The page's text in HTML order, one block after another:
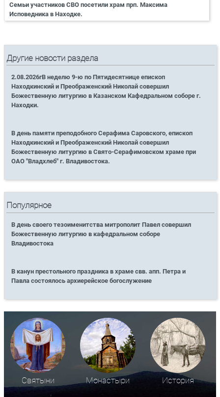
Семьи участников СВО посетили храм прп. Максима
Исповедника в Находке.
Другие новости раздела
2.08.2026гВ неделю 9-ю по Пятидесятнице епископ
Находкинский и Преображенский Николай совершил
Божественную литургию в Казанском Кафедральном соборе г.
Находки.
В день памяти преподобного Серафима Саровского, епископ
Находкинский и Преображенский Николай совершил
Божественную литургию в Свято-Серафимовском храме при
ОАО "Владхлеб" г. Владивостока.
Популярное
В день своего тезоименитства митрополит Павел совершил
Божественную литургию в кафедральном соборе
Владивостока
В канун престольного праздника в храме свв. апп. Петра и
Павла состоялось архиерейское богослужение
Святыни Монастыри История